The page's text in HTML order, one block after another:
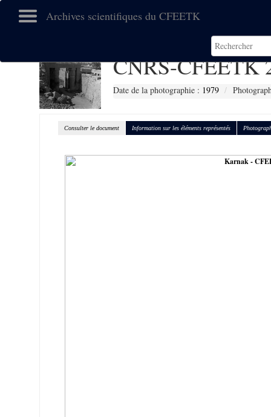
Archives scientifiques du CFEETK
CNRS-CFEETK
Date de la photographie : 1979
Consulter le document Information sur les éléments représentés